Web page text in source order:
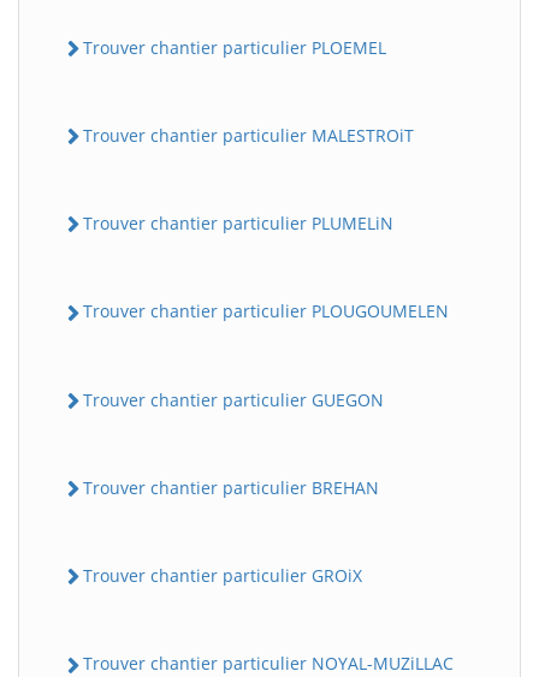
Trouver chantier particulier PLOEMEL
Trouver chantier particulier MALESTROiT
Trouver chantier particulier PLUMELiN
Trouver chantier particulier PLOUGOUMELEN
Trouver chantier particulier GUEGON
Trouver chantier particulier BREHAN
Trouver chantier particulier GROiX
Trouver chantier particulier NOYAL-MUZiLLAC